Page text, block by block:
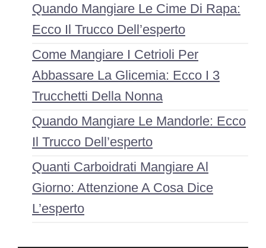
Quando Mangiare Le Cime Di Rapa:
Ecco Il Trucco Dell’esperto
Come Mangiare I Cetrioli Per
Abbassare La Glicemia: Ecco I 3
Trucchetti Della Nonna
Quando Mangiare Le Mandorle: Ecco
Il Trucco Dell’esperto
Quanti Carboidrati Mangiare Al
Giorno: Attenzione A Cosa Dice
L’esperto